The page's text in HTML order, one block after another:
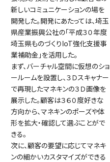
新しいコミュニケーションの場を
開発した。開発にあたっては、埼玉
県産業振興公社の「平成３０年度
埼玉県ものづくりIoT強化支援事
業補助金」を活用した。
まず、バーチャル空間に仮想のショ
ールームを設置し、３Ｄスキャナー
で再現したマネキンの３Ｄ画像を
展示した。顧客は３６０度好きな
方向から、マネキンのポーズや体
形を拡大・確認して選ぶことがで
きる。
次に、顧客の要望に応じてマネキ
ンの細かいカスタマイズができる